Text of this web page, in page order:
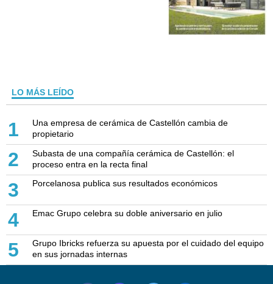
LO MÁS LEÍDO
1
Una empresa de cerámica de Castellón cambia de
propietario
2
Subasta de una compañía cerámica de Castellón: el
proceso entra en la recta final
3 Porcelanosa publica sus resultados económicos
4 Emac Grupo celebra su doble aniversario en julio
5
Grupo Ibricks refuerza su apuesta por el cuidado del equipo
en sus jornadas internas